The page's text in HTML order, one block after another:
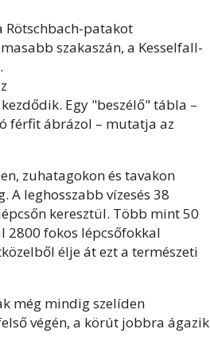
Rötschbach-patakot
szakaszán, a Kesselfall-
kezdődik. Egy "beszélő" tábla –
férfit ábrázol – mutatja az
zuhatagokon és tavakon
A leghosszabb vízesés 38
keresztül. Több mint 50
2800 fokos lépcsőfokkal
élje át ezt a természeti
még mindig szelíden
végén, a körút jobbra ágazik